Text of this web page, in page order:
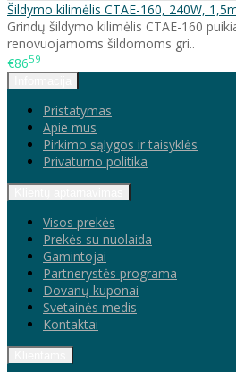
Šildymo kilimėlis CTAE-160, 240W,
Grindų šildymo kilimėlis CTAE-160
renovuojamoms šildomoms gri..
€8659
Pristatymas
Apie mus
Pirkimo sąlygos ir taisyklės
Privatumo politika
Visos prekės
Prekės su nuolaida
Gamintojai
Partnerystės programa
Dovanų kuponai
Svetainės medis
Kontaktai